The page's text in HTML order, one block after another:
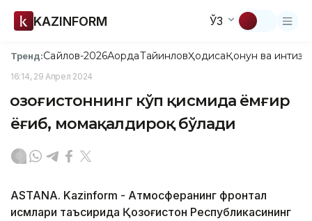
KAZINFORM ЎЗ
Тренд:Сайлов-2026АқордаТайинловҲодисаҚонун ва
16:14, 29 Апрел 2024
Қозоғистоннинг кўп қисмида ёмғир
ёғиб, момақалдироқ бўлади
ASTANA. Kazinform - Атмосферанинг фронтал
қисмлари таъсирида Қозоғистон Республикасининг